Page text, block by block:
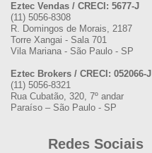
Eztec Vendas / CRECI: 5677-J
(11) 5056-8308
R. Domingos de Morais, 2187
Torre Xangai - Sala 701
Vila Mariana - São Paulo - SP
Eztec Brokers / CRECI: 052066-J
(11) 5056-8321
Rua Cubatão, 320, 7º andar
Paraíso – São Paulo - SP
Redes Sociais